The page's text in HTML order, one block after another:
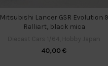
Mitsubishi Lancer GSR Evolution 9
Ralliart, black mica
40,00€